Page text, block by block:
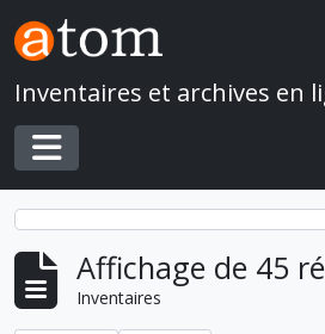
Skip to main content
Inventaires et archives en
Toggle navigation
Affichage de 45
Inventaires